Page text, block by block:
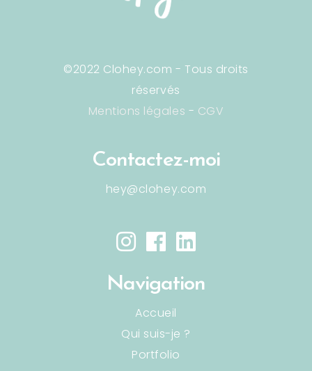
©2022 Clohey.com - Tous droits
réservés
Mentions légales - CGV
Contactez-moi
hey@clohey.com
Navigation
Accueil
Qui suis-je ?
Portfolio